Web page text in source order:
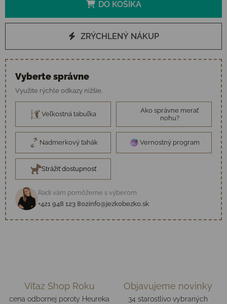
DO KOŠÍKA
ZRÝCHLENÝ NÁKUP
Vyberte správne
Využite rýchle odkazy nižšie.
Veľkostná tabuľka
Ako správne merať
nohu?
Nadmerkový ťahák Vernostný program
Strážiť dostupnosť
Radi vám pomôžeme s výberom
+421 948 123 802info@jezkobezko.sk
Víťaz Shop Roku
cena odbornej poroty Heureka
Objavujeme novinky
34 starostlivo vybraných